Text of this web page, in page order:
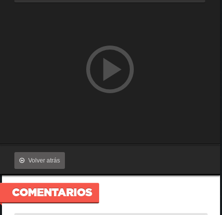
Volver atrás
COMENTARIOS